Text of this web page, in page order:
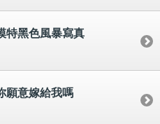
特黑色風暴寫真
願意嫁給我嗎